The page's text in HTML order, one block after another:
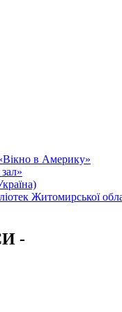
в Америку»
Житомирської
-